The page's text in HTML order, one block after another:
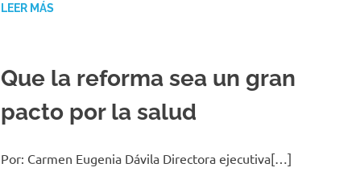
LEER MÁS
Que la reforma sea un gran
pacto por la salud
Por: Carmen Eugenia Dávila Directora ejecutiva[…]